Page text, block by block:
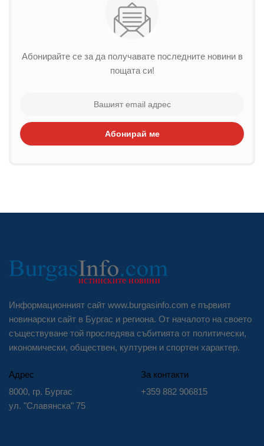
Абонирайте се за да получавате последните новини в
пощата си!
Абонирай ме
Информационният сайт www.burgasinfo.com е първият
новинарски сайт в Бургас и региона. От началото на своето
съществуване той проследява събитията от политически,
икономически, обществен, културен и спортен характер.
Адрес
8000, гр. Бургас
ул. "Славянска" 75
За контакти
+359 882 906815